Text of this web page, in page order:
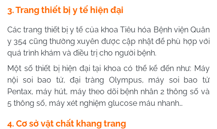
3. Trang thiết bị y tế hiện đại
Các trang thiết bị y tế của khoa Tiêu hóa Bệnh viện Quân
y 354 cũng thường xuyên được cập nhật để phù hợp với
quá trình khám và điều trị cho người bệnh.
Một số thiết bị hiện đại tại khoa có thể kể đến như: Máy
nội soi bao tử, đại tràng Olympus, máy soi bao tử
Pentax, máy hút, máy theo dõi bệnh nhân 2 thông số và
5 thông số, máy xét nghiệm glucose máu nhanh…
4. Cơ sở vật chất khang trang